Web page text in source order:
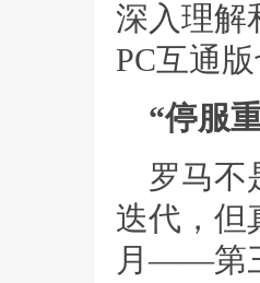
深入理解
PC互通
“停服
罗马不
迭代，但
月——第